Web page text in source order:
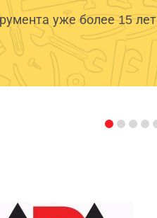
уже более 15 лет